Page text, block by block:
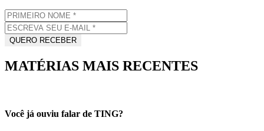
MATÉRIAS MAIS RECENTES
Você já ouviu falar de TING?